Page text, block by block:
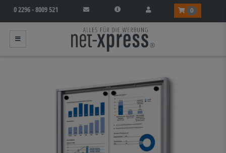
0 2296 - 8009 521 0